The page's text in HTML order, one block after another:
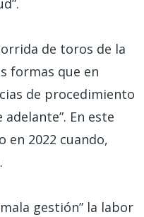
de toros de la
formas que en
de procedimiento
En este
en 2022 cuando,
gestión” la labor